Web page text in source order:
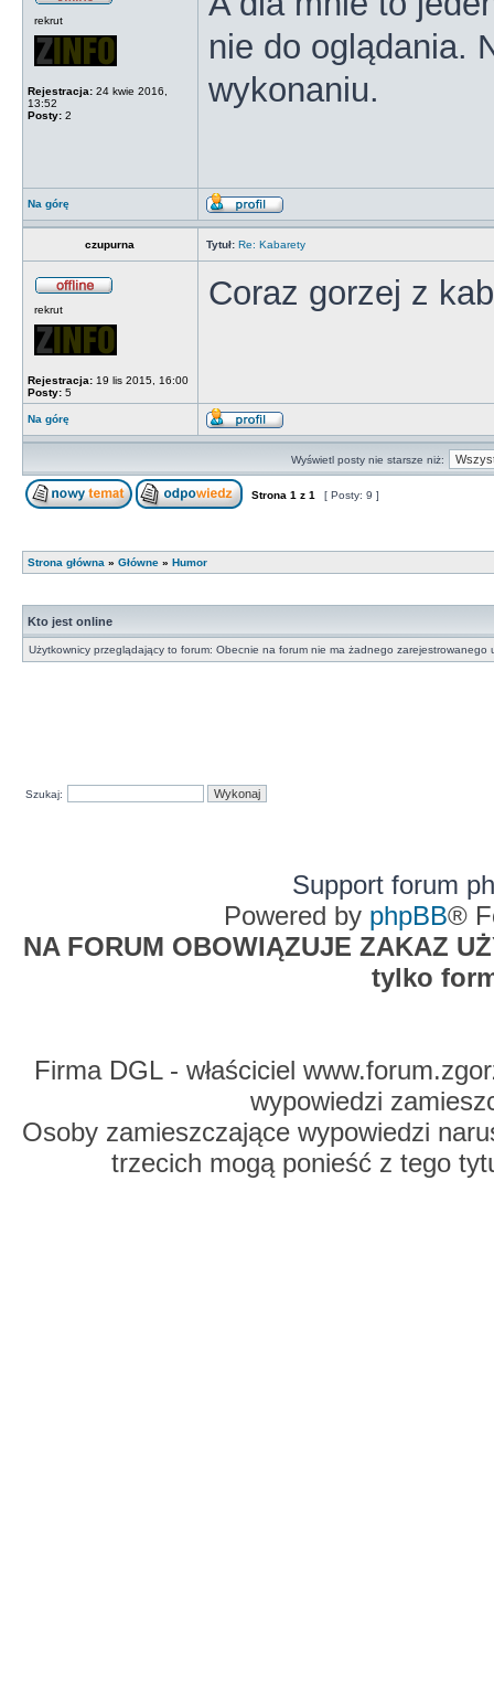
rekrut
Rejestracja: 24 kwie 2016,
13:52
Posty: 2
nie do oglądania.
wykonaniu.
Na górę
czupurna Tytuł: Re: Kabarety
rekrut
Rejestracja: 19 lis 2015, 16:00
Posty: 5
Coraz gorzej z
Na górę
Wyświetl posty nie starsze niż:
Strona 1 z 1 [ Posty: 9 ]
Strona główna » Główne » Humor
Kto jest online
Użytkownicy przeglądający to forum: Obecnie na forum nie ma żadnego zarejestrowanego
Szukaj:
Support forum
Powered by phpBB®
NA FORUM OBOWIĄZUJE ZAKAZ
tylko
Firma DGL - właściciel
wypowiedzi
Osoby zamieszczające wypowiedzi
trzecich mogą ponieść z tego